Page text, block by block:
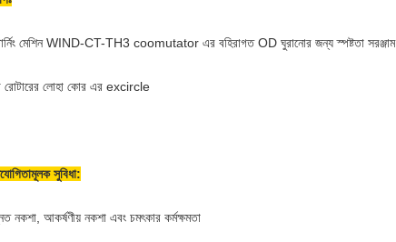
টার্নিং মেশিন WIND-CT-TH3 coomutator এর বহিরাগত OD ঘুরানোর জন্য স্পষ্টতা সরঞ্জাম
রোটারের লোহা কোর এর excircle
সুবিধা:
নকশা, আকর্ষণীয় নকশা এবং চমৎকার কর্মক্ষমতা